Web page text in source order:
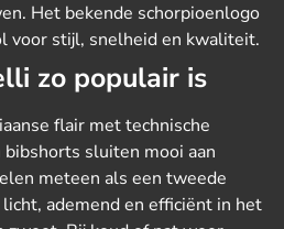
Het bekende schorpioenlogo
voor stijl, snelheid en kwaliteit.
zo populair is
flair met technische
sluiten mooi aan
meteen als een tweede
ademend en efficiënt in het